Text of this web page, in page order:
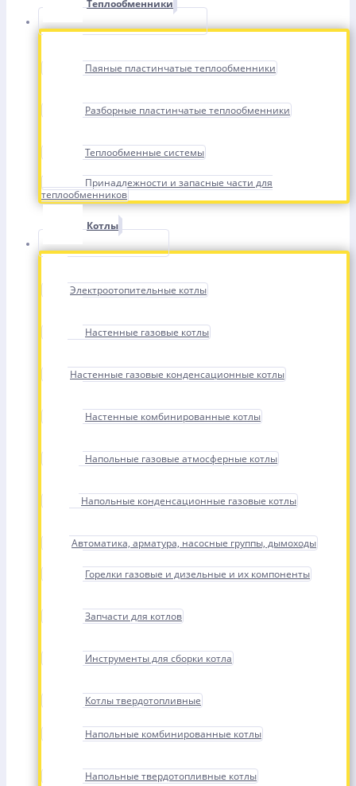
Теплообменники
Паяные пластинчатые теплообменники
Разборные пластинчатые теплообменники
Теплообменные системы
Принадлежности и запасные части для
теплообменников
Котлы
Электроотопительные котлы
Настенные газовые котлы
Настенные газовые конденсационные котлы
Настенные комбинированные котлы
Напольные газовые атмосферные котлы
Напольные конденсационные газовые котлы
Автоматика, арматура, насосные группы, дымоходы
Горелки газовые и дизельные и их компоненты
Запчасти для котлов
Инструменты для сборки котла
Котлы твердотопливные
Напольные комбинированные котлы
Напольные твердотопливные котлы